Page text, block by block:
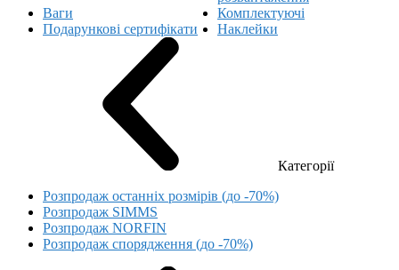
Ваги
Комплектуючі
Подарункові сертифікати
Наклейки
Категорії
Розпродаж останніх розмірів (до -70%)
Розпродаж SIMMS
Розпродаж NORFIN
Розпродаж спорядження (до -70%)